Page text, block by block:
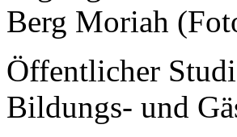
Öffentlicher
Bildungs- und